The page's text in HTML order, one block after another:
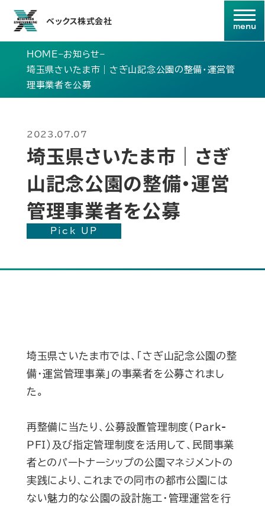
ベックス株式会社
HOME–お知らせ–
埼玉県さいたま市｜さぎ山記念公園の整備・運営管
理事業者を公募
2023.07.07
埼玉県さいたま市｜さぎ
山記念公園の整備・運営
管理事業者を公募
Pick UP
埼玉県さいたま市では、「さぎ山記念公園の整
備・運営管理事業」の事業者を公募されまし
た。
再整備に当たり、公募設置管理制度（Park-
PFI）及び指定管理制度を活用して、民間事業
者とのパートナーシップの公園マネジメントの
実践により、これまでの同市の都市公園には
ない魅力的な公園の設計施工・管理運営を行